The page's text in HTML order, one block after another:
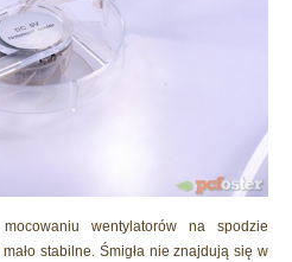
wentylatorów na spodzie
stabilne. Śmigła nie znajdują się w